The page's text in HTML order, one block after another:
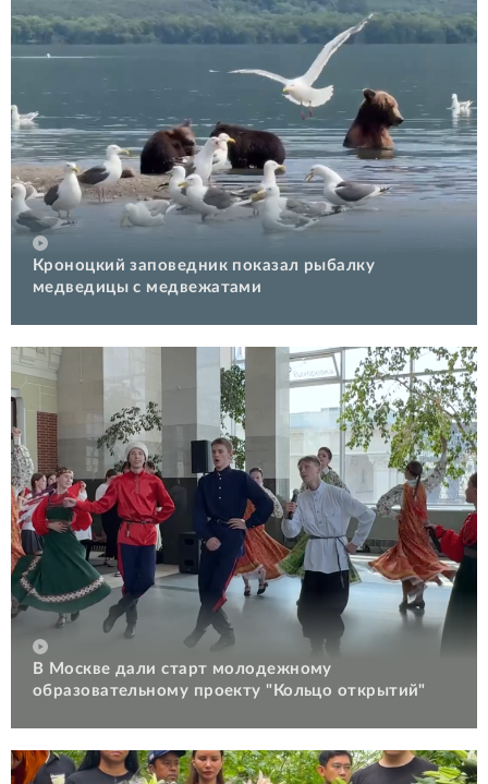
Кроноцкий заповедник показал рыбалку
медведицы с медвежатами
В Москве дали старт молодежному
образовательному проекту "Кольцо открытий"